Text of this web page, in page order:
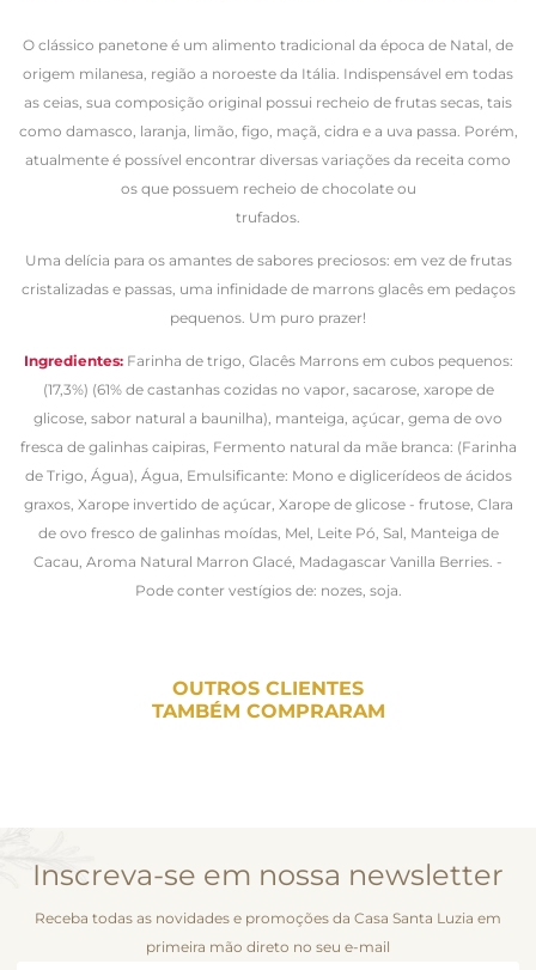
O clássico panetone é um alimento tradicional da época de Natal, de
origem milanesa, região a noroeste da Itália. Indispensável em todas
as ceias, sua composição original possui recheio de frutas secas, tais
como damasco, laranja, limão, figo, maçã, cidra e a uva passa. Porém,
atualmente é possível encontrar diversas variações da receita como
os que possuem recheio de chocolate ou
trufados.
Uma delícia para os amantes de sabores preciosos: em vez de frutas
cristalizadas e passas, uma infinidade de marrons glacês em pedaços
pequenos. Um puro prazer!
Ingredientes: Farinha de trigo, Glacês Marrons em cubos pequenos:
(17,3%) (61% de castanhas cozidas no vapor, sacarose, xarope de
glicose, sabor natural a baunilha), manteiga, açúcar, gema de ovo
fresca de galinhas caipiras, Fermento natural da mãe branca: (Farinha
de Trigo, Água), Água, Emulsificante: Mono e diglicerídeos de ácidos
graxos, Xarope invertido de açúcar, Xarope de glicose - frutose, Clara
de ovo fresco de galinhas moídas, Mel, Leite Pó, Sal, Manteiga de
Cacau, Aroma Natural Marron Glacé, Madagascar Vanilla Berries. -
Pode conter vestígios de: nozes, soja.
OUTROS CLIENTES
TAMBÉM COMPRARAM
Inscreva-se em nossa newsletter
Receba todas as novidades e promoções da Casa Santa Luzia em
primeira mão direto no seu e-mail